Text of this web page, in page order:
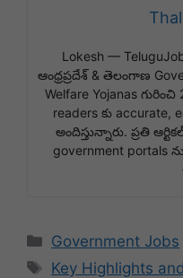
Lokesh —
ఆంధ్రప్రదేశ్ & తెలంగాణ
Welfare Yojanas
readers కు
అందిస్తున్నారు. ప్రతి
government portals
Categories
Government Jobs
Tags
Key Highlights